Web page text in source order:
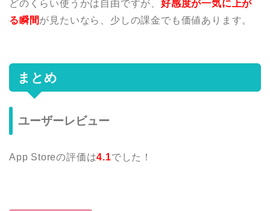
どのくらい使うかは自由ですが、好感度が一気に上が
る瞬間が見たいなら、少しの課金でも価値あります。
まとめ
ユーザーレビュー
App Storeの評価は4.1でした！